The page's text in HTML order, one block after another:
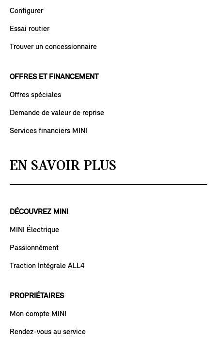
Configurer
Essai routier
Trouver un concessionnaire
OFFRES ET FINANCEMENT
Offres spéciales
Demande de valeur de reprise
Services financiers MINI
EN SAVOIR PLUS
DÉCOUVREZ MINI
MINI Électrique
Passionnément
Traction Intégrale ALL4
PROPRIÉTAIRES
Mon compte MINI
Rendez-vous au service